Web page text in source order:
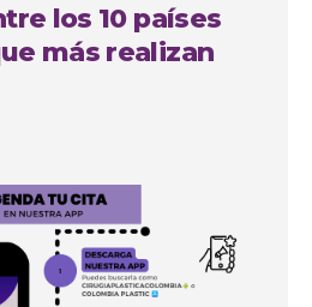
los 10 países
más realizan
estéticas